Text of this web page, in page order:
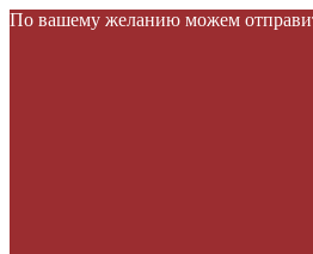
По вашему желанию можем